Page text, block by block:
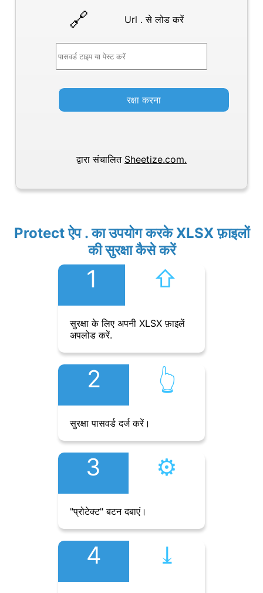
Url . से लोड करें
रक्षा करना
द्वारा संचालित Sheetize.com.
Protect ऐप . का उपयोग करके XLSX फ़ाइलों
की सुरक्षा कैसे करें
1 ⇧︎
सुरक्षा के लिए अपनी XLSX फ़ाइलें
अपलोड करें.
2 👆︎
सुरक्षा पासवर्ड दर्ज करें।
3 ⚙︎
"प्रोटेक्ट" बटन दबाएं।
4 ⤓︎